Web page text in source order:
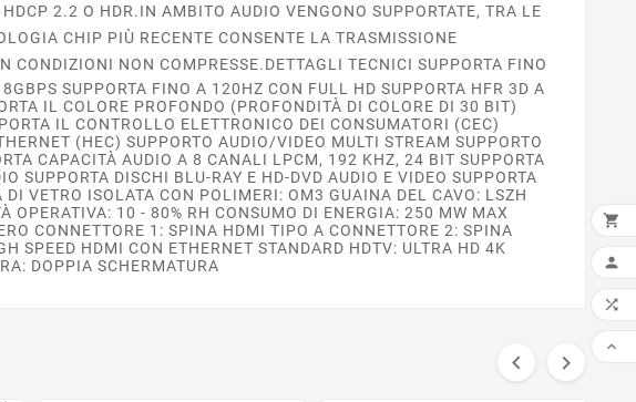
2.2 O HDR.IN AMBITO AUDIO VENGONO SUPPORTATE, TRA LE
CHIP PIÙ RECENTE CONSENTE LA TRASMISSIONE
CONDIZIONI NON COMPRESSE.DETTAGLI TECNICI SUPPORTA FINO
SUPPORTA FINO A 120HZ CON FULL HD SUPPORTA HFR 3D A
IL COLORE PROFONDO (PROFONDITÀ DI COLORE DI 30 BIT)
IL CONTROLLO ELETTRONICO DEI CONSUMATORI (CEC)
(HEC) SUPPORTO AUDIO/VIDEO MULTI STREAM SUPPORTO
CAPACITÀ AUDIO A 8 CANALI LPCM, 192 KHZ, 24 BIT SUPPORTA
SUPPORTA DISCHI BLU-RAY E HD-DVD AUDIO E VIDEO SUPPORTA
VETRO ISOLATA CON POLIMERI: OM3 GUAINA DEL CAVO: LSZH
OPERATIVA: 10 - 80% RH CONSUMO DI ENERGIA: 250 MW MAX
CONNETTORE 1: SPINA HDMI TIPO A CONNETTORE 2: SPINA
HDMI CON ETHERNET STANDARD HDTV: ULTRA HD 4K
DOPPIA SCHERMATURA
 



